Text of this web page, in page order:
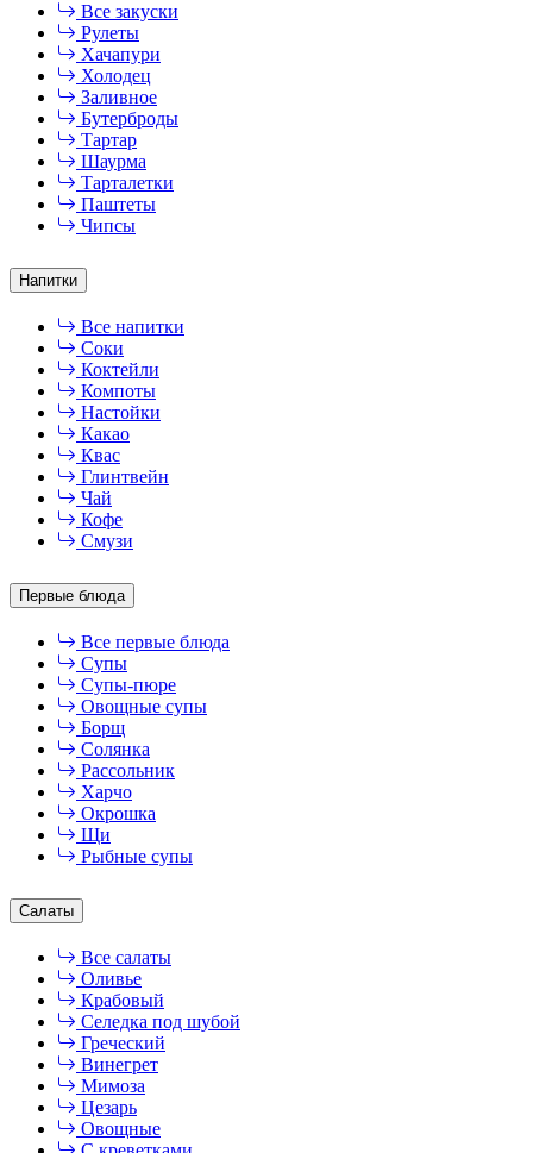
Все закуски
Рулеты
Хачапури
Холодец
Заливное
Бутерброды
Тартар
Шаурма
Тарталетки
Паштеты
Чипсы
Напитки
Все напитки
Соки
Коктейли
Компоты
Настойки
Какао
Квас
Глинтвейн
Чай
Кофе
Смузи
Первые блюда
Все первые блюда
Супы
Супы-пюре
Овощные супы
Борщ
Солянка
Рассольник
Харчо
Окрошка
Щи
Рыбные супы
Салаты
Все салаты
Оливье
Крабовый
Селедка под шубой
Греческий
Винегрет
Мимоза
Цезарь
Овощные